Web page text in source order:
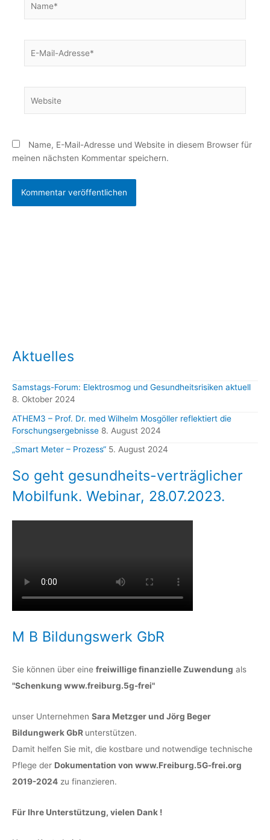
Mail-
Name, E-Mail-Adresse und Website in diesem Browser für
meinen nächsten Kommentar speichern.
Aktuelles
Samstags-Forum: Elektrosmog und Gesundheitsrisiken aktuell
8. Oktober 2024
ATHEM3 – Prof. Dr. med Wilhelm Mosgöller reflektiert die
Forschungsergebnisse 8. August 2024
„Smart Meter – Prozess“ 5. August 2024
So geht gesundheits-verträglicher
Mobilfunk. Webinar, 28.07.2023.
M B Bildungswerk GbR
Sie können über eine freiwillige finanzielle Zuwendung als
"Schenkung www.freiburg.5g-frei"
unser Unternehmen Sara Metzger und Jörg Beger
Bildungwerk GbR unterstützen.
Damit helfen Sie mit, die kostbare und notwendige technische
Pflege der Dokumentation von www.Freiburg.5G-frei.org
2019-2024 zu finanzieren.
Für Ihre Unterstützung, vielen Dank !